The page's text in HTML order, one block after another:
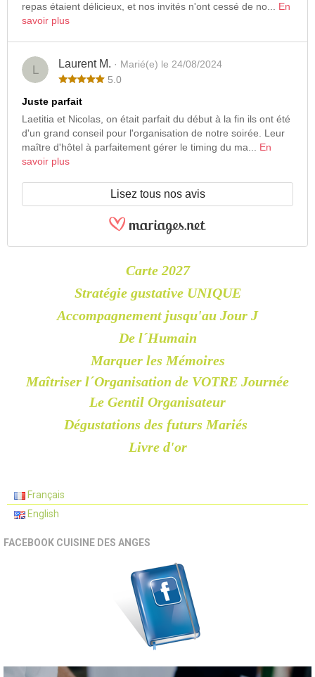
repas étaient délicieux, et nos invités n'ont cessé de no... En
savoir plus
L Laurent M. · Marié(e) le 24/08/2024
5.0
Juste parfait
Laetitia et Nicolas, on était parfait du début à la fin ils ont été
d'un grand conseil pour l'organisation de notre soirée. Leur
maître d'hôtel à parfaitement gérer le timing du ma... En
savoir plus
Lisez tous nos avis
Carte 2027
Stratégie gustative UNIQUE
Accompagnement jusqu'au Jour J
De l´Humain
Marquer les Mémoires
Maîtriser l´Organisation de VOTRE Journée
Le Gentil Organisateur
Dégustations des futurs Mariés
Livre d'or
Français
English
FACEBOOK CUISINE DES ANGES